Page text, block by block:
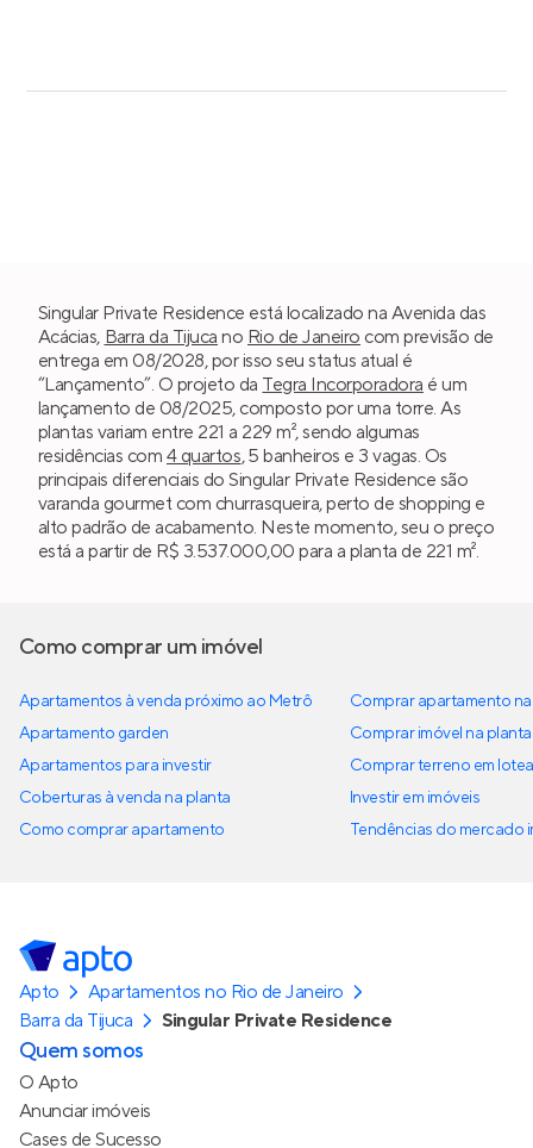
Singular Private Residence está localizado na Avenida das
Acácias, Barra da Tijuca no Rio de Janeiro com previsão de
entrega em 08/2028, por isso seu status atual é
“Lançamento”. O projeto da Tegra Incorporadora é um
lançamento de 08/2025, composto por uma torre. As
plantas variam entre 221 a 229 m², sendo algumas
residências com 4 quartos, 5 banheiros e 3 vagas. Os
principais diferenciais do Singular Private Residence são
varanda gourmet com churrasqueira, perto de shopping e
alto padrão de acabamento. Neste momento, seu o preço
está a partir de R$ 3.537.000,00 para a planta de 221 m².
Como comprar um imóvel
Apartamentos à venda próximo ao Metrô
Apartamento garden
Apartamentos para investir
Coberturas à venda na planta
Como comprar apartamento
Comprar apartamento
Comprar imóvel na planta
Comprar terreno em
Investir em imóveis
Tendências do mercado
Apto
Apartamentos no Rio de Janeiro
Barra da Tijuca
Singular Private Residence
Quem somos
O Apto
Anunciar imóveis
Cases de Sucesso